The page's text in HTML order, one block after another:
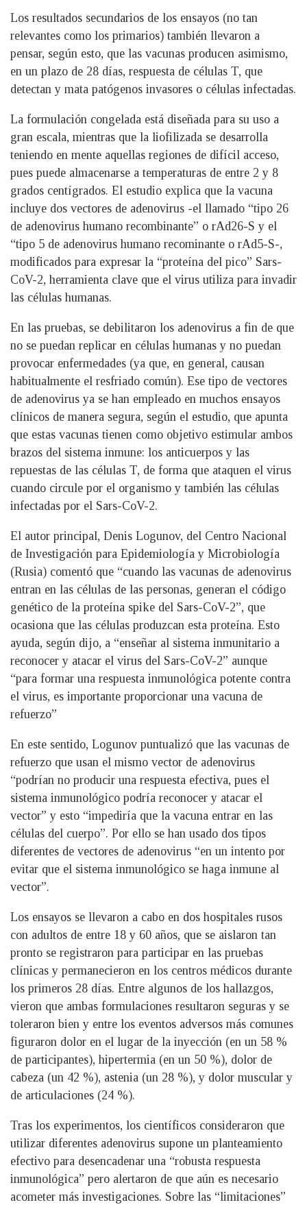
Los resultados secundarios de los ensayos (no tan
relevantes como los primarios) también llevaron a
pensar, según esto, que las vacunas producen asimismo,
en un plazo de 28 días, respuesta de células T, que
detectan y mata patógenos invasores o células infectadas.
La formulación congelada está diseñada para su uso a
gran escala, mientras que la liofilizada se desarrolla
teniendo en mente aquellas regiones de difícil acceso,
pues puede almacenarse a temperaturas de entre 2 y 8
grados centígrados. El estudio explica que la vacuna
incluye dos vectores de adenovirus -el llamado “tipo 26
de adenovirus humano recombinante” o rAd26-S y el
“tipo 5 de adenovirus humano recominante o rAd5-S-,
modificados para expresar la “proteína del pico” Sars-
CoV-2, herramienta clave que el virus utiliza para invadir
las células humanas.
En las pruebas, se debilitaron los adenovirus a fin de que
no se puedan replicar en células humanas y no puedan
provocar enfermedades (ya que, en general, causan
habitualmente el resfriado común). Ese tipo de vectores
de adenovirus ya se han empleado en muchos ensayos
clínicos de manera segura, según el estudio, que apunta
que estas vacunas tienen como objetivo estimular ambos
brazos del sistema inmune: los anticuerpos y las
repuestas de las células T, de forma que ataquen el virus
cuando circule por el organismo y también las células
infectadas por el Sars-CoV-2.
El autor principal, Denis Logunov, del Centro Nacional
de Investigación para Epidemiología y Microbiología
(Rusia) comentó que “cuando las vacunas de adenovirus
entran en las células de las personas, generan el código
genético de la proteína spike del Sars-CoV-2”, que
ocasiona que las células produzcan esta proteína. Esto
ayuda, según dijo, a “enseñar al sistema inmunitario a
reconocer y atacar el virus del Sars-CoV-2” aunque
“para formar una respuesta inmunológica potente contra
el virus, es importante proporcionar una vacuna de
refuerzo”
En este sentido, Logunov puntualizó que las vacunas de
refuerzo que usan el mismo vector de adenovirus
“podrían no producir una respuesta efectiva, pues el
sistema inmunológico podría reconocer y atacar el
vector” y esto “impediría que la vacuna entrar en las
células del cuerpo”. Por ello se han usado dos tipos
diferentes de vectores de adenovirus “en un intento por
evitar que el sistema inmunológico se haga inmune al
vector”.
Los ensayos se llevaron a cabo en dos hospitales rusos
con adultos de entre 18 y 60 años, que se aislaron tan
pronto se registraron para participar en las pruebas
clínicas y permanecieron en los centros médicos durante
los primeros 28 días. Entre algunos de los hallazgos,
vieron que ambas formulaciones resultaron seguras y se
toleraron bien y entre los eventos adversos más comunes
figuraron dolor en el lugar de la inyección (en un 58 %
de participantes), hipertermia (en un 50 %), dolor de
cabeza (un 42 %), astenia (un 28 %), y dolor muscular y
de articulaciones (24 %).
Tras los experimentos, los científicos consideraron que
utilizar diferentes adenovirus supone un planteamiento
efectivo para desencadenar una “robusta respuesta
inmunológica” pero alertaron de que aún es necesario
acometer más investigaciones. Sobre las “limitaciones”